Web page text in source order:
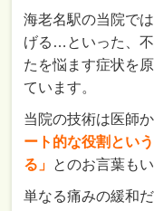
海老名駅の当院で
げる…といった、
たを悩ます症状を
ています。
当院の技術は医師
ート的な役割とい
る」 とのお言葉も
単なる痛みの緩和